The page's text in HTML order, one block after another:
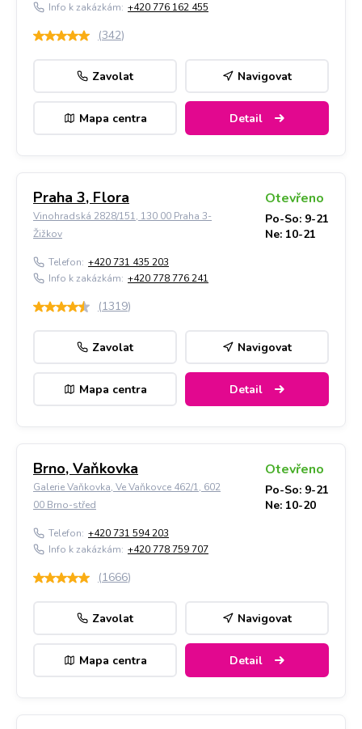
Info k zakázkám: +420 776 162 455
(342)
Zavolat Navigovat
Mapa centra Detail
Praha 3, Flora
Vinohradská 2828/151, 130 00 Praha 3-
Žižkov
Otevřeno
Po-So: 9-21
Ne: 10-21
Telefon: +420 731 435 203
Info k zakázkám: +420 778 776 241
(1319)
Zavolat Navigovat
Mapa centra Detail
Brno, Vaňkovka
Galerie Vaňkovka, Ve Vaňkovce 462/1, 602
00 Brno-střed
Otevřeno
Po-So: 9-21
Ne: 10-20
Telefon: +420 731 594 203
Info k zakázkám: +420 778 759 707
(1666)
Zavolat Navigovat
Mapa centra Detail